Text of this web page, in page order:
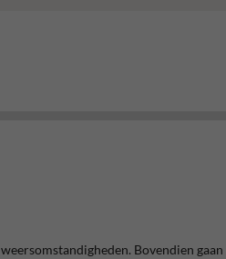
Bovendien gaan